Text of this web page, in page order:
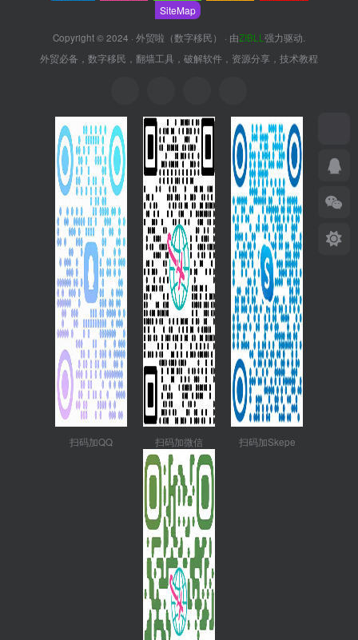
SiteMap
Copyright © 2024 · 外贸啦（数字移民） · 由ZIBLL强力驱动.
外贸必备，数字移民，翻墙工具，破解软件，资源分享，技术教程
扫码加QQ 扫码加微信 扫码加Skepe